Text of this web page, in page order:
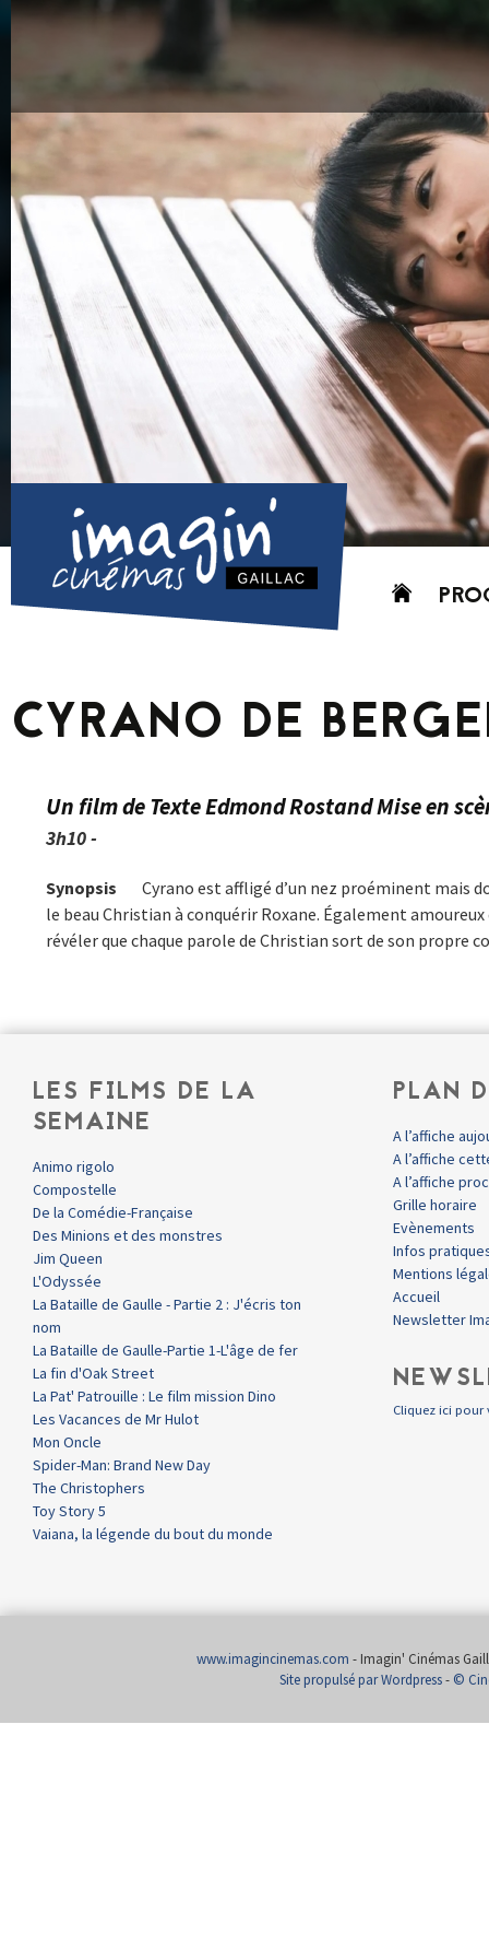
Aller
CYRANO DE
Un film de Texte Edmond Rostand Mise en
3h10 -
Synopsis
Cyrano est affligé d’un nez proéminent mais
le beau Christian à conquérir Roxane. Également
révéler que chaque parole de Christian sort de son propre
LES FILMS DE LA
SEMAINE
Animo rigolo
Compostelle
De la Comédie-Française
Des Minions et des monstres
Jim Queen
L'Odyssée
La Bataille de Gaulle - Partie 2 : J'écris ton
nom
La Bataille de Gaulle-Partie 1-L'âge de fer
La fin d'Oak Street
La Pat' Patrouille : Le film mission Dino
Les Vacances de Mr Hulot
Mon Oncle
Spider-Man: Brand New Day
The Christophers
Toy Story 5
Vaiana, la légende du bout du monde
PLAN
A l’affiche
A l’affiche
A l’affiche
Grille horaire
Evènements
Infos
Mentions
Accueil
Newsletter
Cliquez ici pour
www.imagincinemas.com - Imagin' Cinémas
Site propulsé par Wordpress- ©